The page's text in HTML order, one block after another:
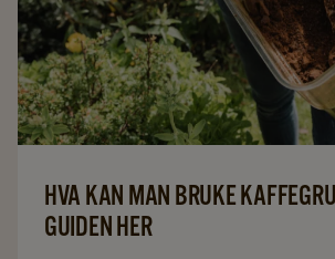
HVA KAN MAN BRUKE
GUIDEN HER